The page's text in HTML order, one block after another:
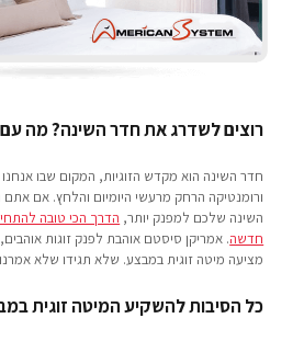
רוצים לשדרג את חדר השינה? מה
חדר השינה הוא מקדש הזוגיות, המקום שבו אנחנו
ורומנטיקה הרחק מרעשי היומיום והלחץ. אם
השינה שלכם למפנק יותר, הדרך הכי טובה
חדשה. אמריקן סיסטם אוהבת לפנק זוגות
מציעה מיטה זוגית במבצע. שלא תגידו שלא
כל הסיבות להשקיע המיטה זוגית